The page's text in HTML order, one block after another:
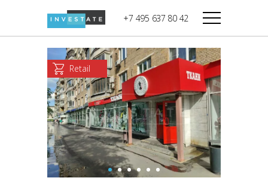
+7 495 637 80 42
Дикси
Верный
Мираторг
Магнолия
В башне
Башня Федерация-II
Запад
Башня Федерация-I
Восток
Город Столиц,
Северный блок
Город Столиц,
Южный блок
Retail